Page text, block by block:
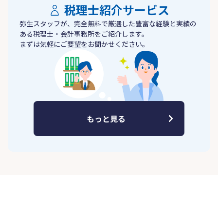
税理士紹介サービス
弥生スタッフが、完全無料で厳選した豊富な経験と実績の
ある税理士・会計事務所をご紹介します。
まずは気軽にご要望をお聞かせください。
もっと見る